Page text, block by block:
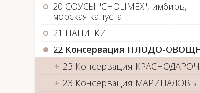
20 СОУСЫ "CHOLIMEX", имбирь,
морская капуста
21 НАПИТКИ
22 Консервация ПЛОДО-
23 Консервация
23 Консервация МАРИНАДОВЪ